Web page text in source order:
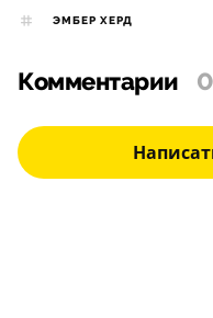
ЭМБЕР ХЕРД
Комментарии 0